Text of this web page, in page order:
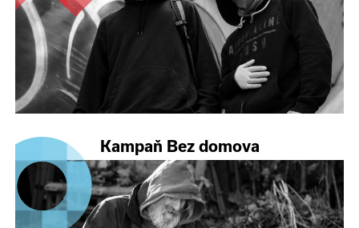
Kampaň Bez domova